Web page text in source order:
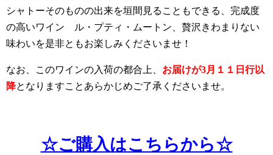
シャトーそのものの出来を垣間見ることもできる、完成度
の高いワイン ル・プティ・ムートン、贅沢きわまりない
味わいを是非ともお楽しみくださいませ！
なお、このワインの入荷の都合上、 お届けが3月１１日行以
降となりますことあらかじめご了承くださいませ。
☆ご購入はこちらから☆